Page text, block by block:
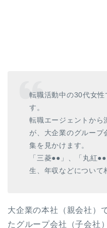
転職活動中の30代女性
す。
転職エージェントから
が、大企業のグループ
集を見かけます。
「三菱●●」、「丸紅
生、年収などについて
大企業の本社（親会社）
たグループ会社（子会社